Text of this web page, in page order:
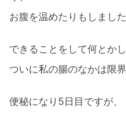
お腹を温めたりもしました
できることをして何とか
ついに私の腸のなかは限
便秘になり5日目ですが、